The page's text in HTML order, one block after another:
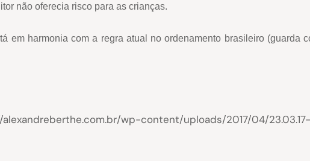
não oferecia risco para as crianças.
em harmonia com a regra atual no ordenamento brasileiro (guarda
wp-content/uploads/2017/04/23.03.17-